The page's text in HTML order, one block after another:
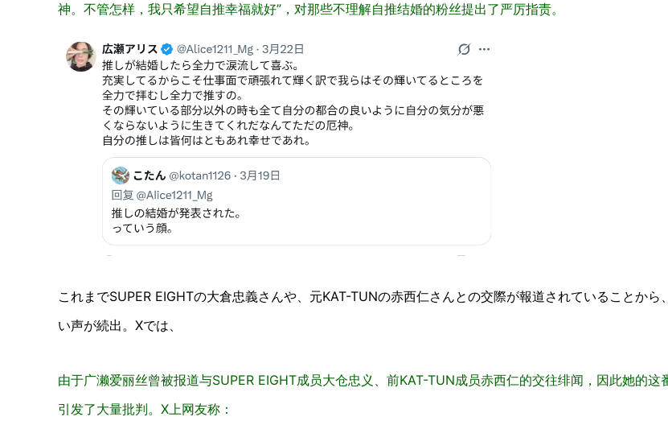
神。不管怎样，我只希望自推幸福就好”，对那些不理解自推结婚的粉丝提出了严厉指责。
これまでSUPER EIGHTの大倉忠義さんや、元KAT-TUNの赤西仁さんとの交際が報道されていることから
い声が続出。Xでは、
由于广濑爱丽丝曾被报道与SUPER EIGHT成员大仓忠义、前KAT-TUN成员赤西仁的交往绯闻，因此她的这
引发了大量批判。X上网友称：